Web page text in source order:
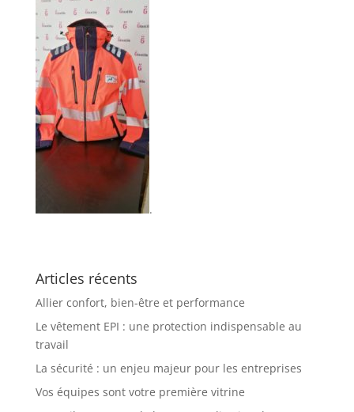
.
Articles récents
Allier confort, bien-être et performance
Le vêtement EPI : une protection indispensable au
travail
La sécurité : un enjeu majeur pour les entreprises
Vos équipes sont votre première vitrine